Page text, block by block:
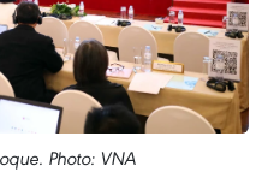
Photo: VNA